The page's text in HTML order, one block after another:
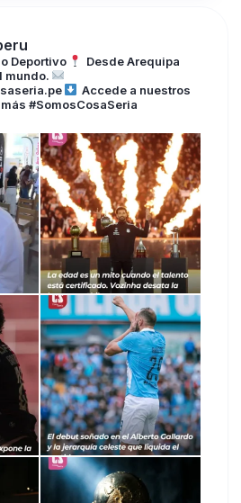
Deportivo
Desde Arequipa
mundo.
Accede a nuestros
#SomosCosaSeria